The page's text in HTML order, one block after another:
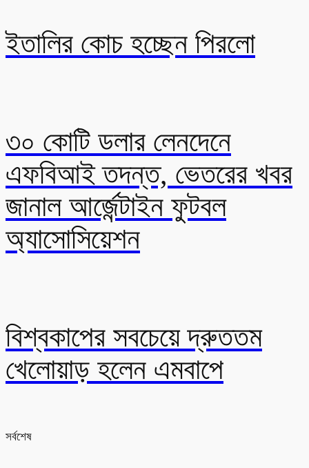
ইতালির কোচ হচ্ছেন পিরলো
৩০ কোটি ডলার লেনদেনে
এফবিআই তদন্ত, ভেতরের খবর
জানাল আর্জেন্টাইন ফুটবল
অ্যাসোসিয়েশন
বিশ্বকাপের সবচেয়ে দ্রুততম
খেলোয়াড় হলেন এমবাপে
সর্বশেষ